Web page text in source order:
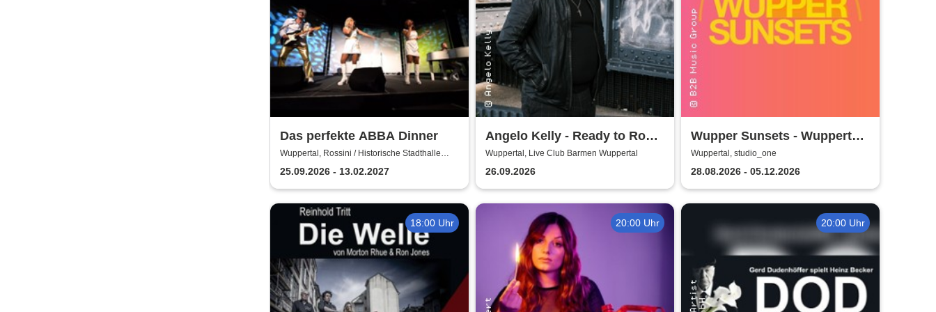
Das perfekte ABBA Dinner
Wuppertal, Rossini / Historische Stadthalle
Wuppertal
25.09.2026 - 13.02.2027
Angelo Kelly - Ready to Rock
- Tour 2026
Wuppertal, Live Club Barmen Wuppertal
26.09.2026
Wupper Sunsets - Wuppertals
No. 1 Rooftop Event
Wuppertal, studio_one
28.08.2026 - 05.12.2026
18:00 Uhr 20:00 Uhr 20:00 Uhr